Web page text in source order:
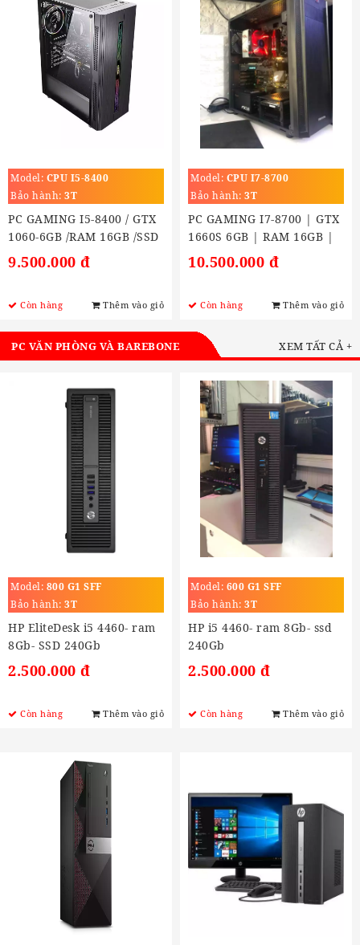
Model: CPU I5-8400
Bảo hành: 3T
PC GAMING I5-8400 / GTX
1060-6GB /RAM 16GB /SSD
M2: 250GB
9.500.000 đ
Còn hàng Thêm vào giỏ
Model: CPU I7-8700
Bảo hành: 3T
PC GAMING I7-8700 | GTX
1660S 6GB | RAM 16GB |
SSD 250GB
10.500.000 đ
Còn hàng Thêm vào giỏ
PC VĂN PHÒNG VÀ BAREBONE XEM TẤT CẢ +
Model: 800 G1 SFF
Bảo hành: 3T
HP EliteDesk i5 4460- ram
8Gb- SSD 240Gb
2.500.000 đ
Còn hàng Thêm vào giỏ
Model: 600 G1 SFF
Bảo hành: 3T
HP i5 4460- ram 8Gb- ssd
240Gb
2.500.000 đ
Còn hàng Thêm vào giỏ